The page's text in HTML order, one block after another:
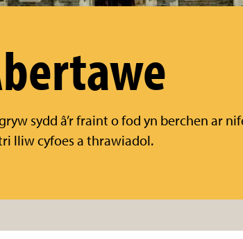
sydd â’r fraint o fod yn berchen ar
lliw cyfoes a thrawiadol.